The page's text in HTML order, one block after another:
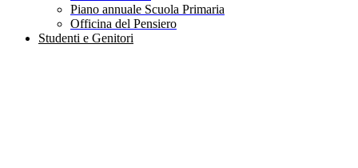
Piano annuale Scuola Primaria
Officina del Pensiero
Studenti e Genitori